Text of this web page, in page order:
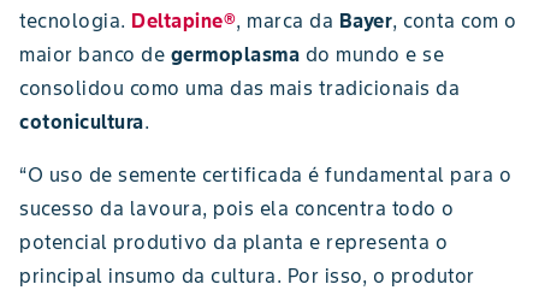
tecnologia. Deltapine®, marca da Bayer, conta com o
maior banco de germoplasma do mundo e se
consolidou como uma das mais tradicionais da
cotonicultura.
“O uso de semente certificada é fundamental para o
sucesso da lavoura, pois ela concentra todo o
potencial produtivo da planta e representa o
principal insumo da cultura. Por isso, o produtor